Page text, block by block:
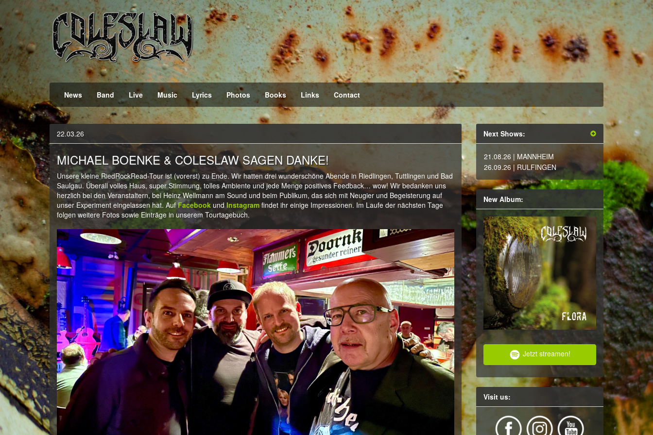
Coleslaw
Official Webpage
News Band Live Music Lyrics Photos Books Links Contact
22.03.26
MICHAEL BOENKE & COLESLAW SAGEN DANKE!
Unsere kleine RiedRockRead-Tour ist (vorerst) zu Ende. Wir hatten drei wunderschöne Abende in Riedlingen, Tuttlingen und Bad
Saulgau. Überall volles Haus, super Stimmung, tolles Ambiente und jede Menge positives Feedback… wow! Wir bedanken uns
herzlich bei den Veranstaltern, bei Heinz Wellmann am Sound und beim Publikum, das sich mit Neugier und Begeisterung auf
unser Experiment eingelassen hat. AufFacebook und Instagram findet ihr einige Impressionen. Im Laufe der nächsten Tage
folgen weitere Fotos sowie Einträge in unserem Tourtagebuch.
Next Shows:
21.08.26 | MANNHEIM
26.09.26 | RULFINGEN
New Album:
Jetzt streamen!
Visit us: